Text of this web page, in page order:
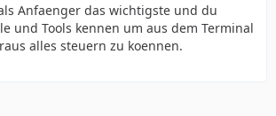
Anfaenger das wichtigste und du
und Tools kennen um aus dem Terminal
alles steuern zu koennen.